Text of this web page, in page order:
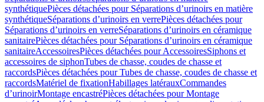
synthétiquePièces détachées pour Séparations d’urinoirs en matière
synthétiqueSéparations d’urinoirs en verrePièces détachées pour
Séparations d’urinoirs en verreSéparations d’urinoirs en céramique
sanitairePièces détachées pour Séparations d’urinoirs en céramique
sanitaireAccessoiresPièces détachées pour AccessoiresSiphons et
accessoires de siphonTubes de chasse, coudes de chasse et
raccordsPièces détachées pour Tubes de chasse, coudes de chasse et
raccordsMatériel de fixationHabillages latérauxCommandes
dʼurinoirMontage encastréPièces détachées pour Montage